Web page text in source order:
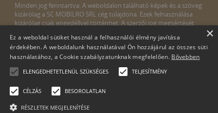
Minden jog fenntartva. A weboldalon található képek és a szöveg
kizárólag a SC MOBILRO SRL cég tulajdona. Ezek felhasználása
kizárólag csak engedéllyel történhet. A szerzői jog megsértését
megsértését észlelné, kérjük, jelezze ezt felénk a következő e-mail
címen:info@sweetgarden.hu
×
Ez a weboldal sütiket használ a felhasználói élmény javítása
érdekében. A weboldalunk használatával Ön hozzájárul az összes süti
használatához, a Cookie szabályzatunknak megfelelően. Bővebben
ELENGEDHETETLENÜL SZÜKSÉGES TELJESÍTMÉNY
CÉLZÁS BESOROLATLAN
RÉSZLETEK MEGJELENÍTÉSE